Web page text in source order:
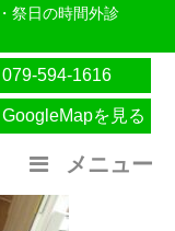
祭日の時間外診
594-1616
を見る
メニュー